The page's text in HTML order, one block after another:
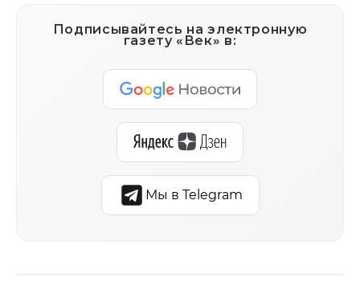
Подписывайтесь на электронную
газету «Век» в:
Мы в Telegram